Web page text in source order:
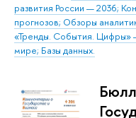
развития России — 2036;
прогнозов; Обзоры
«Тренды. События. Цифры»
мире; Базы данных.